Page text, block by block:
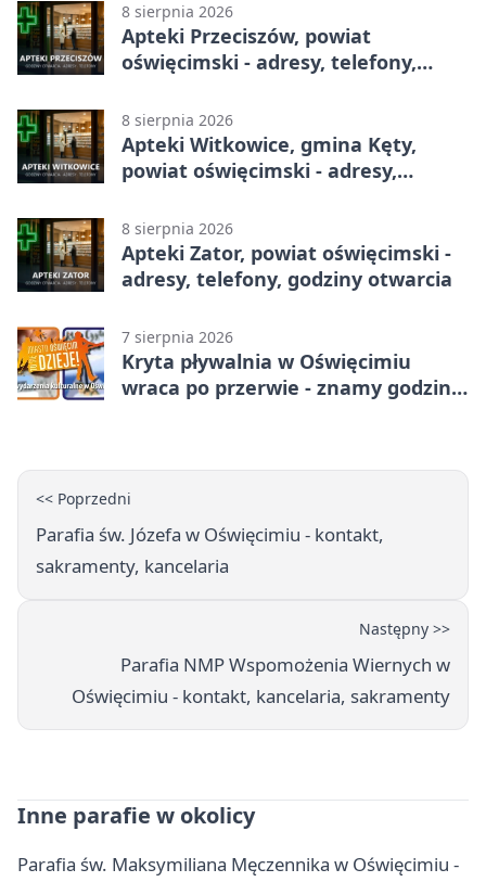
8 sierpnia 2026
Apteki Przeciszów, powiat
oświęcimski - adresy, telefony,
8 sierpnia 2026
Apteki Witkowice, gmina Kęty,
powiat oświęcimski - adresy,
8 sierpnia 2026
Apteki Zator, powiat oświęcimski -
adresy, telefony, godziny otwarcia
7 sierpnia 2026
Kryta pływalnia w Oświęcimiu
wraca po przerwie - znamy godziny
<< Poprzedni
Parafia św. Józefa w Oświęcimiu - kontakt,
sakramenty, kancelaria
Następny >>
Parafia NMP Wspomożenia Wiernych w
Oświęcimiu - kontakt, kancelaria, sakramenty
Inne parafie w okolicy
Parafia św. Maksymiliana Męczennika w Oświęcimiu -